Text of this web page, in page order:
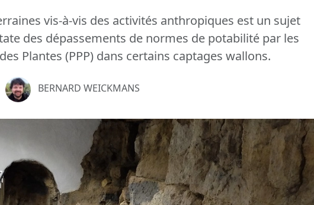
vis-à-vis des activités anthropiques est un sujet
des dépassements de normes de potabilité par les
Plantes (PPP) dans certains captages wallons.
BERNARD WEICKMANS